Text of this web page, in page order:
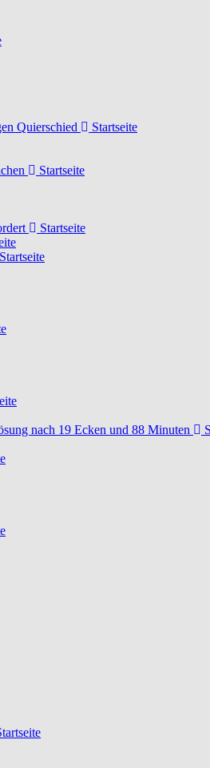
Quierschied
Startseite
Startseite
Startseite
Startseite
nach 19 Ecken und 88 Minuten